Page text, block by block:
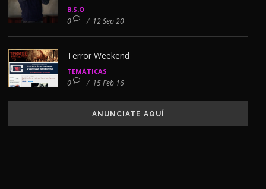
B.S.O
0 / 12 Sep 20
Terror Weekend
TEMÁTICAS
0 / 15 Feb 16
ANUNCIATE AQUÍ